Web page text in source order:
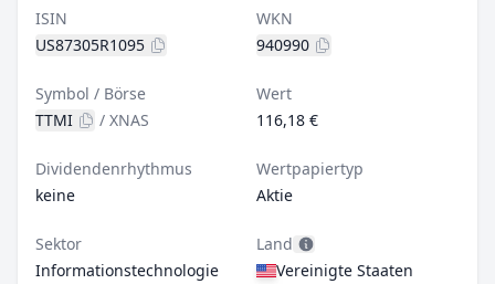
ISIN
US87305R1095
WKN
940990
Symbol / Börse
TTMI
/ XNAS
Wert
116,18 €
Dividendenrhythmus
keine
Wertpapiertyp
Aktie
Sektor
Informationstechnologie
Land
Vereinigte Staaten